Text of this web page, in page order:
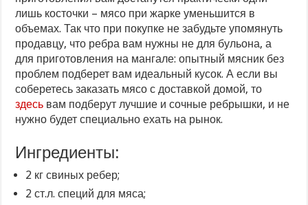
лишь косточки – мясо при жарке уменьшится в
объемах. Так что при покупке не забудьте упомянуть
продавцу, что ребра вам нужны не для бульона, а
для приготовления на мангале: опытный мясник без
проблем подберет вам идеальный кусок. А если вы
соберетесь заказать мясо с доставкой домой, то
здесь вам подберут лучшие и сочные ребрышки, и не
нужно будет специально ехать на рынок.
Ингредиенты:
2 кг свиных ребер;
2 ст.л. специй для мяса;